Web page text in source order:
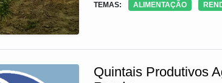
compostagem, defensivos e
TEMAS: ALIMENTAÇÃO
Quintais Produtivos